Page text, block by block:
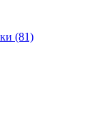
(81)